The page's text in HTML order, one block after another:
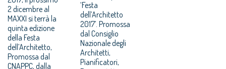
2 dicembre al
MAXXI si terrà la
quinta edizione
della Festa
dell’Architetto,
Promossa dal
CNAPPC, dalla
‘Festa
dell’Architetto
2017’. Promossa
dal Consiglio
Nazionale degli
Architetti,
Pianificatori,